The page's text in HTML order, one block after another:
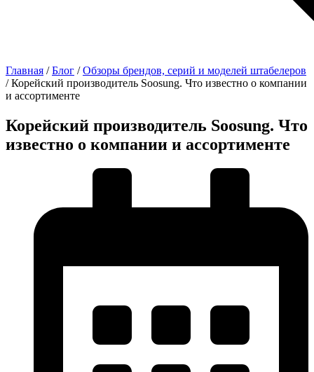
Главная /Блог /Обзоры брендов, серий и моделей штабелеров
/Корейский производитель Soosung. Что известно о компании
и ассортименте
Корейский производитель Soosung. Что
известно о компании и ассортименте